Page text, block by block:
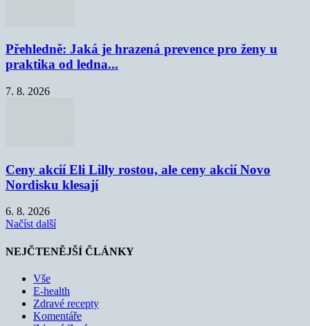
Přehledně: Jaká je hrazená prevence pro ženy u
praktika od ledna...
7. 8. 2026
Ceny akcií Eli Lilly rostou, ale ceny akcií Novo
Nordisku klesají
6. 8. 2026
Načíst další
NEJČTENĚJŠÍ ČLÁNKY
Vše
E-health
Zdravé recepty
Komentáře